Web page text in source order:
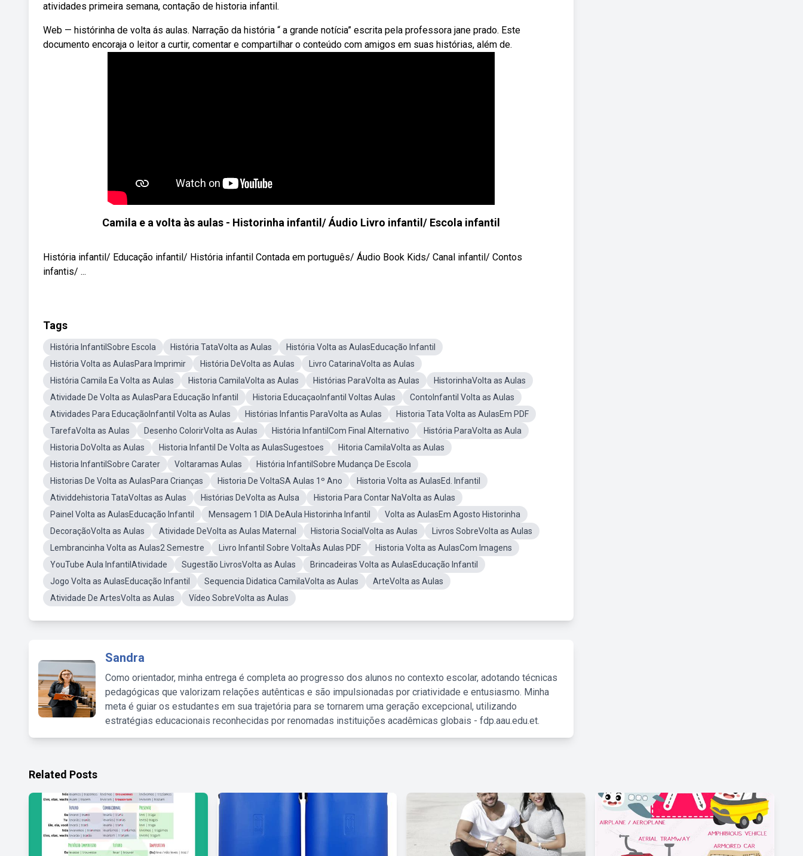
atividades primeira semana, contação de historia infantil.
Web — histórinha de volta ás aulas. Narração da história “ a grande notícia” escrita pela professora jane prado. Este
documento encoraja o leitor a curtir, comentar e compartilhar o conteúdo com amigos em suas histórias, além de.
Camila e a volta às aulas - Historinha infantil/ Áudio Livro infantil/ Escola infantil
História infantil/ Educação infantil/ História infantil Contada em português/ Áudio Book Kids/ Canal infantil/ Contos
infantis/ ...
Tags
História InfantilSobre Escola História TataVolta as Aulas
História Volta as AulasEducação Infantil
História Volta as AulasPara Imprimir
História DeVolta as Aulas
Livro CatarinaVolta as Aulas
História Camila Ea Volta as Aulas
Historia CamilaVolta as Aulas Histórias ParaVolta as Aulas
HistorinhaVolta as Aulas
Atividade De Volta as AulasPara Educação Infantil
Historia EducaçaoInfantil Voltas Aulas
ContoInfantil Volta as Aulas
Atividades Para EducaçãoInfantil Volta as Aulas
Histórias Infantis ParaVolta as Aulas
Historia Tata Volta as AulasEm PDF
TarefaVolta as Aulas
Desenho ColorirVolta as Aulas História InfantilCom Final Alternativo
História ParaVolta as Aula
Historia DoVolta as Aulas
Historia Infantil De Volta as AulasSugestoes
Hitoria CamilaVolta as Aulas
Historia InfantilSobre Carater
Voltaramas Aulas
História InfantilSobre Mudança De Escola
Historias De Volta as AulasPara Crianças
Historia De VoltaSA Aulas 1º Ano
Historia Volta as AulasEd. Infantil
Atividdehistoria TataVoltas as Aulas
Histórias DeVolta as Aulsa
Historia Para Contar NaVolta as Aulas
Painel Volta as AulasEducação Infantil
Mensagem 1 DIA DeAula Historinha Infantil
Volta as AulasEm Agosto Historinha
DecoraçãoVolta as Aulas
Atividade DeVolta as Aulas Maternal Historia SocialVolta as Aulas
Livros SobreVolta as Aulas
Lembrancinha Volta as Aulas2 Semestre
Livro Infantil Sobre VoltaÀs Aulas PDF
Historia Volta as AulasCom Imagens
YouTube Aula InfantilAtividade
Sugestão LivrosVolta as Aulas
Brincadeiras Volta as AulasEducação Infantil
Jogo Volta as AulasEducação Infantil
Sequencia Didatica CamilaVolta as Aulas
ArteVolta as Aulas
Atividade De ArtesVolta as Aulas
Vídeo SobreVolta as Aulas
Sandra
Como orientador, minha entrega é completa ao progresso dos alunos no contexto escolar, adotando técnicas
pedagógicas que valorizam relações autênticas e são impulsionadas por criatividade e entusiasmo. Minha
meta é guiar os estudantes em sua trajetória para se tornarem uma geração excepcional, utilizando
estratégias educacionais reconhecidas por renomadas instituições acadêmicas globais - fdp.aau.edu.et.
Related Posts